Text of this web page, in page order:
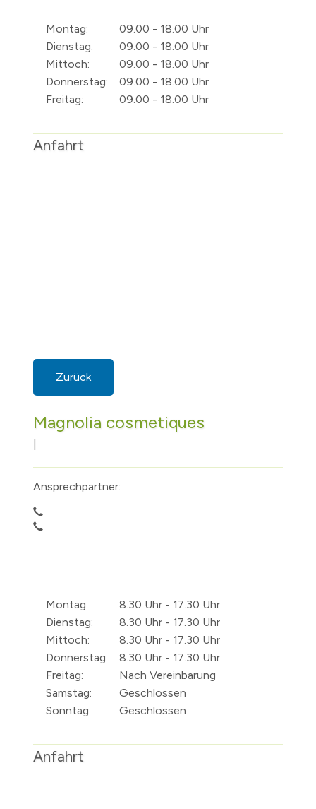
Montag:
09.00 - 18.00 Uhr
Dienstag:
09.00 - 18.00 Uhr
Mittoch:
09.00 - 18.00 Uhr
Donnerstag:
09.00 - 18.00 Uhr
Freitag:
09.00 - 18.00 Uhr
Anfahrt
Zurück
Magnolia cosmetiques
Ansprechpartner:
Montag:
8.30 Uhr - 17.30 Uhr
Dienstag:
8.30 Uhr - 17.30 Uhr
Mittoch:
8.30 Uhr - 17.30 Uhr
Donnerstag:
8.30 Uhr - 17.30 Uhr
Freitag:
Nach Vereinbarung
Samstag:
Geschlossen
Sonntag:
Geschlossen
Anfahrt